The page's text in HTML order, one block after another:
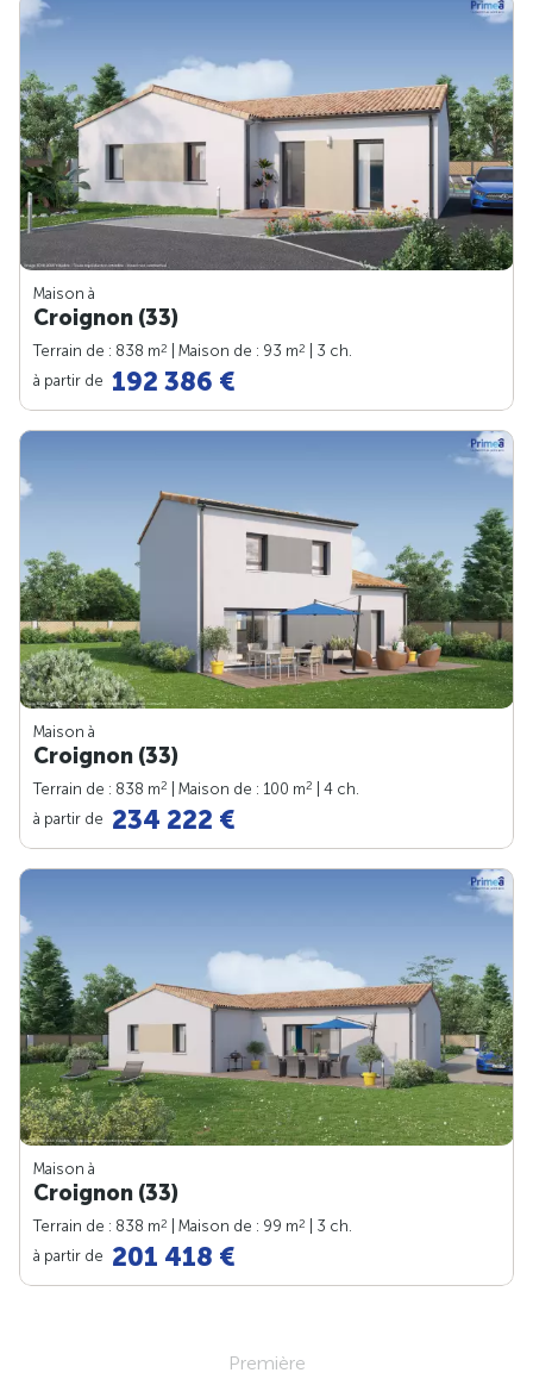
Maison à
Croignon (33)
Terrain de : 838 m2 | Maison de : 93 m2
| 3 ch.
à partir de 192 386 €
Maison à
Croignon (33)
Terrain de : 838 m2 | Maison de : 100 m2
| 4 ch.
à partir de 234 222 €
Maison à
Croignon (33)
Terrain de : 838 m2 | Maison de : 99 m2
| 3 ch.
à partir de 201 418 €
Première